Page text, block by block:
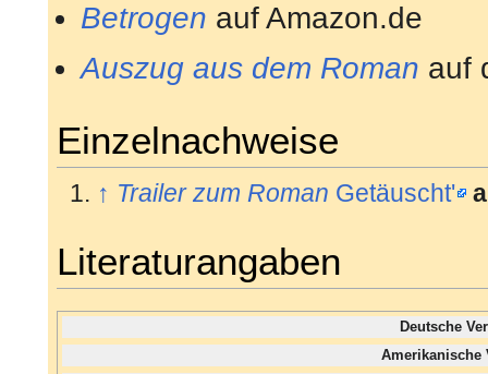
Betrogen auf Amazon.de
Auszug aus dem Roman auf
Einzelnachweise
↑ Trailer zum Roman Getäuscht'
Literaturangaben
Deutsche
Amerikanische